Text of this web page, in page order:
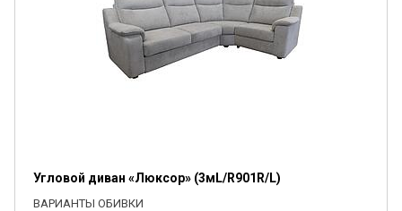
Угловой диван «Люксор» (3мL/R901R/L)
ВАРИАНТЫ ОБИВКИ